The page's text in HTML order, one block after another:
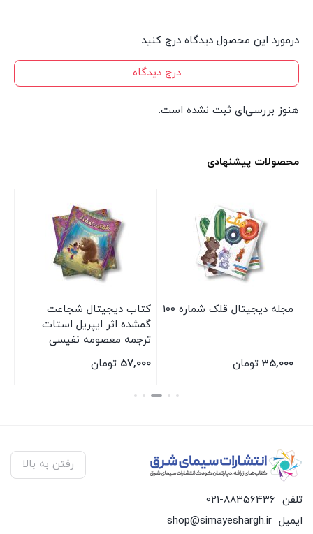
درمورد این محصول دیدگاه درج کنید.
درج دیدگاه
هنوز بررسی‌ای ثبت نشده است.
محصولات پیشنهادی
مجله دیجیتال قلک شماره 100
35,000 تومان
کتاب دیجیتال شجاعت
گمشده اثر ایپریل استات
ترجمه معصومه نفیسی
57,000 تومان
بستن
رفتن به بالا
تلفن 021-88356436
ایمیل shop@simayeshargh.ir